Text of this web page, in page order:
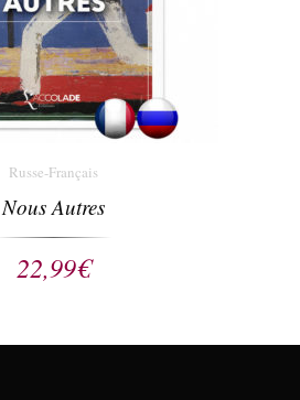
Russe-Français
Nous Autres
22,99€